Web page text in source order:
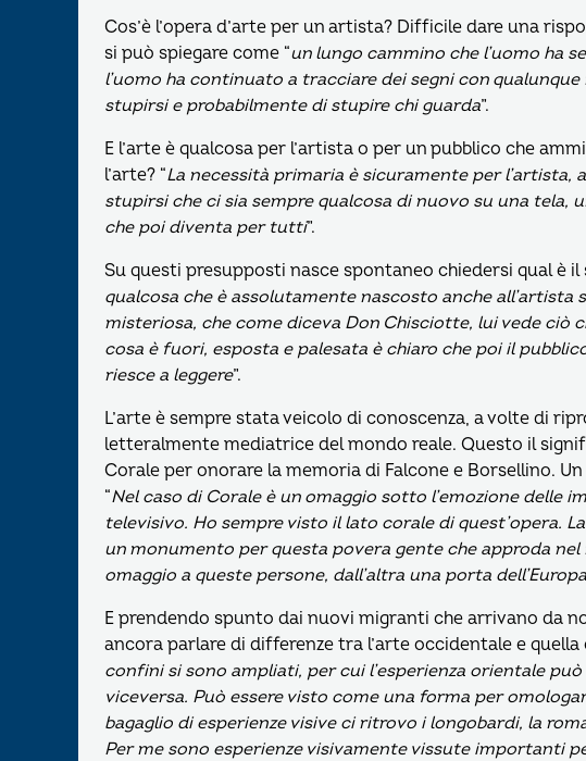
Cos’è l’opera d’arte per un artista? Difficile dare una
si può spiegare come “un lungo cammino che l’uomo ha
l’uomo ha continuato a tracciare dei segni con
stupirsi e probabilmente di stupire chi guarda”.
E l’arte è qualcosa per l’artista o per un pubblico che
l’arte? “La necessità primaria è sicuramente per
stupirsi che ci sia sempre qualcosa di nuovo su una tela,
che poi diventa per tutti”.
Su questi presupposti nasce spontaneo chiedersi qual è il
qualcosa che è assolutamente nascosto anche all’artista
misteriosa, che come diceva Don Chisciotte, lui vede ciò
cosa è fuori, esposta e palesata è chiaro che poi il
riesce a leggere”.
L’arte è sempre stata veicolo di conoscenza, a volte di
letteralmente mediatrice del mondo reale. Questo il
Corale per onorare la memoria di Falcone e Borsellino.
“Nel caso di Corale è un omaggio sotto l’emozione delle
televisivo. Ho sempre visto il lato corale di quest’opera.
un monumento per questa povera gente che approda
omaggio a queste persone, dall’altra una porta
E prendendo spunto dai nuovi migranti che arrivano da
ancora parlare di differenze tra l’arte occidentale e quella
confini si sono ampliati, per cui l’esperienza orientale
viceversa. Può essere visto come una forma per
bagaglio di esperienze visive ci ritrovo i longobardi, la
Per me sono esperienze visivamente vissute importanti